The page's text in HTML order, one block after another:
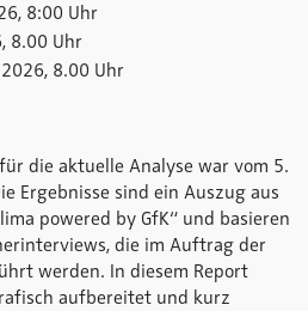
8:00 Uhr
8.00 Uhr
8.00 Uhr
die aktuelle Analyse war vom 5.
Ergebnisse sind ein Auszug aus
powered by GfK“ und basieren
die im Auftrag der
werden. In diesem Report
aufbereitet und kurz